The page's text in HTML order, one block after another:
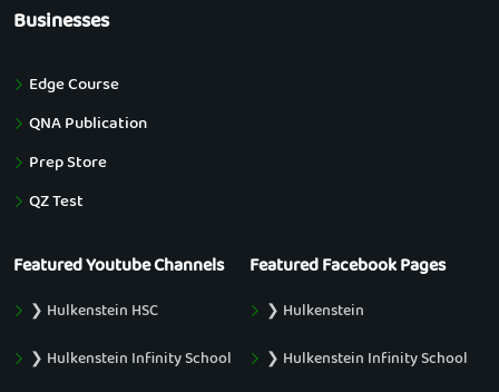
Businesses
Edge Course
QNA Publication
Prep Store
QZ Test
Featured Youtube Channels
❯ Hulkenstein HSC
❯ Hulkenstein Infinity School
Featured Facebook Pages
❯ Hulkenstein
❯ Hulkenstein Infinity School